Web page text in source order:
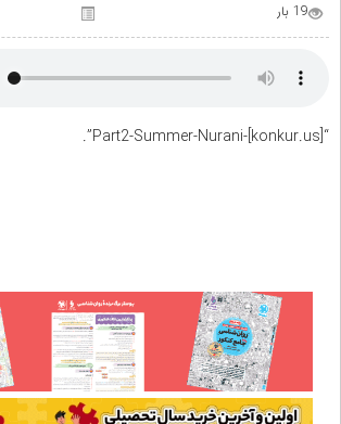
19 بار
“Part2-Summer-Nurani-[konkur.us]”.